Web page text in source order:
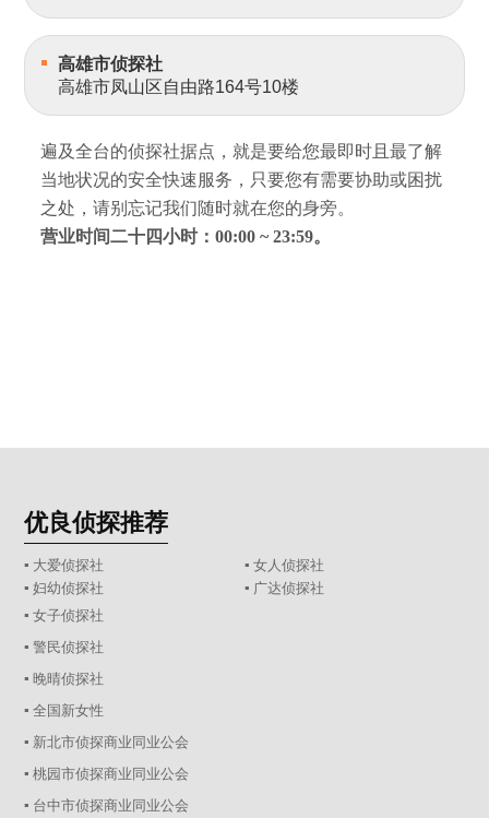
高雄市侦探社
高雄市凤山区自由路164号10楼
遍及全台的侦探社据点，就是要给您最即时且最了解
当地状况的安全快速服务，只要您有需要协助或困扰
之处，请别忘记我们随时就在您的身旁。
营业时间二十四小时：00:00 ~ 23:59。
优良侦探推荐
▪ 大爱侦探社
▪ 女人侦探社
▪ 妇幼侦探社
▪ 广达侦探社
▪ 女子侦探社
▪ 警民侦探社
▪ 晚晴侦探社
▪ 全国新女性
▪ 新北市侦探商业同业公会
▪ 桃园市侦探商业同业公会
▪ 台中市侦探商业同业公会